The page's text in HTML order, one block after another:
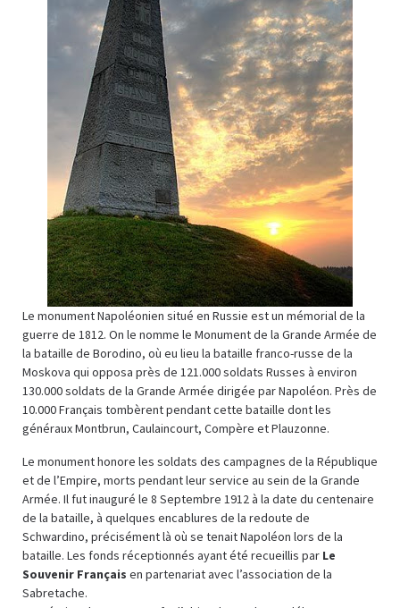
Le monument Napoléonien situé en Russie est un mémorial de la
guerre de 1812. On le nomme le Monument de la Grande Armée de
la bataille de Borodino, où eu lieu la bataille franco-russe de la
Moskova qui opposa près de 121.000 soldats Russes à environ
130.000 soldats de la Grande Armée dirigée par Napoléon. Près de
10.000 Français tombèrent pendant cette bataille dont les
généraux Montbrun, Caulaincourt, Compère et Plauzonne.
Le monument honore les soldats des campagnes de la République
et de l’Empire, morts pendant leur service au sein de la Grande
Armée. Il fut inauguré le 8 Septembre 1912 à la date du centenaire
de la bataille, à quelques encablures de la redoute de
Schwardino, précisément là où se tenait Napoléon lors de la
bataille. Les fonds réceptionnés ayant été recueillis par Le
Souvenir Français en partenariat avec l’association de la
Sabretache.